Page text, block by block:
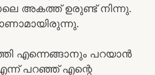
അകത്ത് ഉരുണ്ട് നിന്നു.
എന്നെങ്ങാനും പറയാൻ
പറഞ്ഞ് എന്റെ